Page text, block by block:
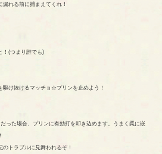
れる前に捕まえてくれ！
！(つまり誰でも)
駆け抜けるマッチョ☆プリンを止めよう！
った場合、プリンに有効打を叩き込めます。うまく罠に嵌
トラブルに見舞われるぞ！